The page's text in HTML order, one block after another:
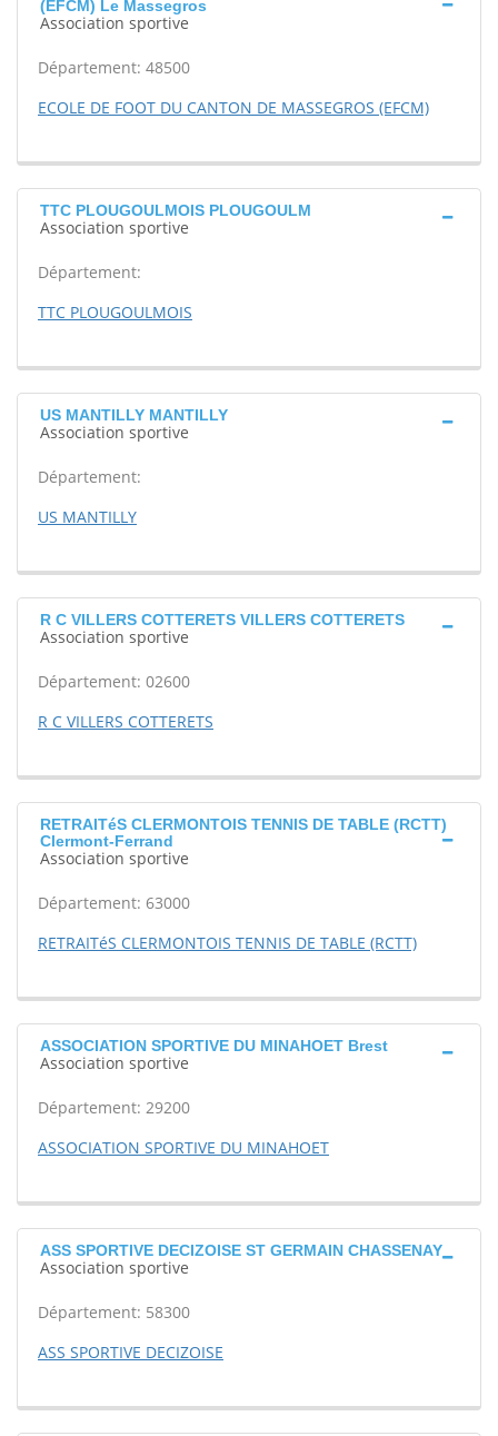
(EFCM) Le Massegros
Association sportive
Département: 48500
ECOLE DE FOOT DU CANTON DE MASSEGROS (EFCM)
TTC PLOUGOULMOIS PLOUGOULM
Association sportive
Département:
TTC PLOUGOULMOIS
US MANTILLY MANTILLY
Association sportive
Département:
US MANTILLY
R C VILLERS COTTERETS VILLERS COTTERETS
Association sportive
Département: 02600
R C VILLERS COTTERETS
RETRAITéS CLERMONTOIS TENNIS DE TABLE (RCTT)
Clermont-Ferrand
Association sportive
Département: 63000
RETRAITéS CLERMONTOIS TENNIS DE TABLE (RCTT)
ASSOCIATION SPORTIVE DU MINAHOET Brest
Association sportive
Département: 29200
ASSOCIATION SPORTIVE DU MINAHOET
ASS SPORTIVE DECIZOISE ST GERMAIN CHASSENAY
Association sportive
Département: 58300
ASS SPORTIVE DECIZOISE